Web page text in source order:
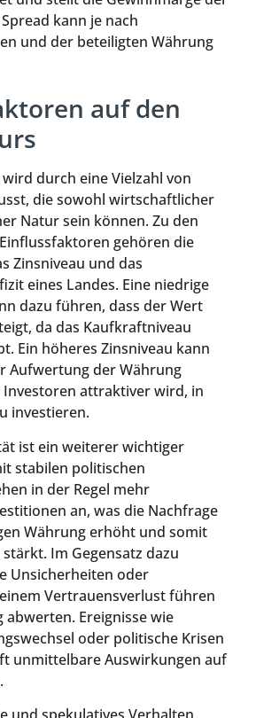
kann je nach
und der beteiligten Währung
auf den
durch eine Vielzahl von
die sowohl wirtschaftlicher
Natur sein können. Zu den
gehören die
Zinsniveau und das
eines Landes. Eine niedrige
dazu führen, dass der Wert
da das Kaufkraftniveau
Ein höheres Zinsniveau kann
Aufwertung der Währung
attraktiver wird, in
investieren.
ist ein weiterer wichtiger
stabilen politischen
in der Regel mehr
an, was die Nachfrage
Währung erhöht und somit
Im Gegensatz dazu
Unsicherheiten oder
Vertrauensverlust führen
abwerten. Ereignisse wie
oder politische Krisen
unmittelbare Auswirkungen auf